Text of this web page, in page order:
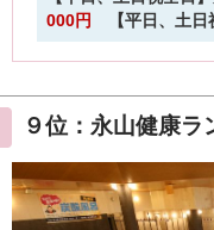
９位：永山健康ラ